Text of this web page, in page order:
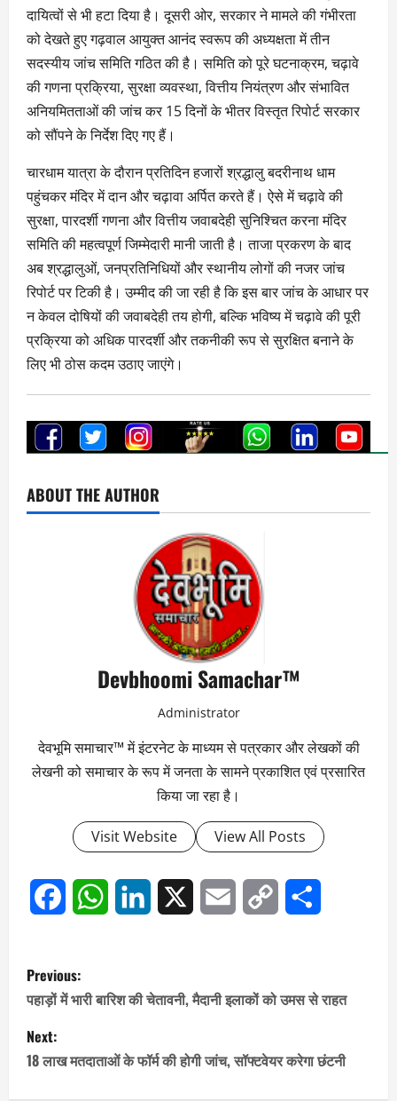
दायित्वों से भी हटा दिया है। दूसरी ओर, सरकार ने मामले की गंभीरता
को देखते हुए गढ़वाल आयुक्त आनंद स्वरूप की अध्यक्षता में तीन
सदस्यीय जांच समिति गठित की है। समिति को पूरे घटनाक्रम, चढ़ावे
की गणना प्रक्रिया, सुरक्षा व्यवस्था, वित्तीय नियंत्रण और संभावित
अनियमितताओं की जांच कर 15 दिनों के भीतर विस्तृत रिपोर्ट सरकार
को सौंपने के निर्देश दिए गए हैं।
चारधाम यात्रा के दौरान प्रतिदिन हजारों श्रद्धालु बदरीनाथ धाम
पहुंचकर मंदिर में दान और चढ़ावा अर्पित करते हैं। ऐसे में चढ़ावे की
सुरक्षा, पारदर्शी गणना और वित्तीय जवाबदेही सुनिश्चित करना मंदिर
समिति की महत्वपूर्ण जिम्मेदारी मानी जाती है। ताजा प्रकरण के बाद
अब श्रद्धालुओं, जनप्रतिनिधियों और स्थानीय लोगों की नजर जांच
रिपोर्ट पर टिकी है। उम्मीद की जा रही है कि इस बार जांच के आधार पर
न केवल दोषियों की जवाबदेही तय होगी, बल्कि भविष्य में चढ़ावे की पूरी
प्रक्रिया को अधिक पारदर्शी और तकनीकी रूप से सुरक्षित बनाने के
लिए भी ठोस कदम उठाए जाएंगे।
ABOUT THE AUTHOR
Devbhoomi Samachar™
Administrator
देवभूमि समाचार™ में इंटरनेट के माध्यम से पत्रकार और लेखकों की
लेखनी को समाचार के रूप में जनता के सामने प्रकाशित एवं प्रसारित
किया जा रहा है।
Visit Website View All Posts
FacebookWhatsAppLinkedIn Email
Copy
P
o
s
t
Previous:
पहाड़ों में भारी बारिश की चेतावनी, मैदानी इलाकों को उमस से राहत
Next:
18 लाख मतदाताओं के फॉर्म की होगी जांच, सॉफ्टवेयर करेगा छंटनी